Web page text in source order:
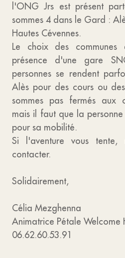
l'ONG Jrs est présent
sommes 4 dans le Gard :
Hautes Cévennes.
Le choix des
présence d'une gare
personnes se rendent
Alès pour des cours ou
sommes pas fermés aux
mais il faut que la
pour sa mobilité.
Si l'aventure vous
contacter.
Solidairement,
Célia Mezghenna
Animatrice Pétale Welcome
06.62.60.53.91